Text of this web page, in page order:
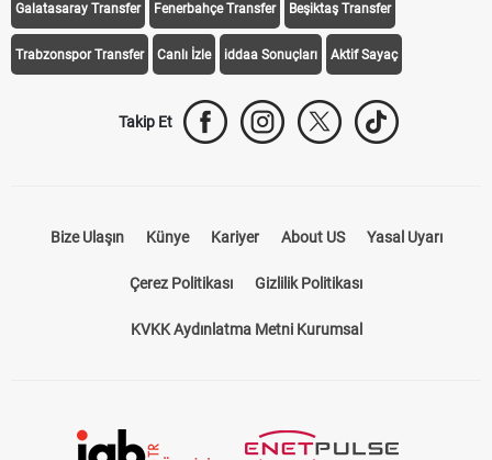
Galatasaray Transfer Fenerbahçe Transfer Beşiktaş Transfer
Trabzonspor Transfer Canlı İzle iddaa Sonuçları Aktif Sayaç
Takip Et
Bize Ulaşın Künye Kariyer About US Yasal Uyarı
Çerez Politikası Gizlilik Politikası
KVKK Aydınlatma Metni Kurumsal